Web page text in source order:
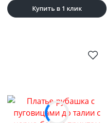
Купить в 1 клик